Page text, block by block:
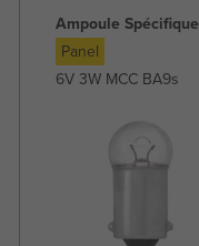
Ampoule Spécifique
Panel
6V 3W MCC BA9s